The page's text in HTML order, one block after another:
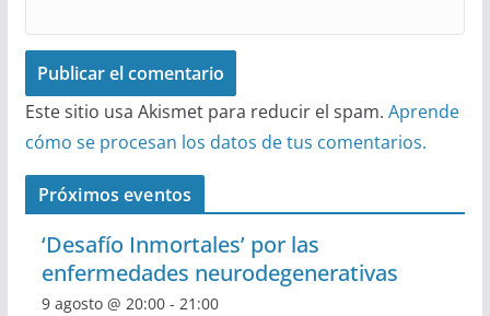
Este sitio usa Akismet para reducir el spam. Aprende
cómo se procesan los datos de tus comentarios.
Próximos eventos
‘Desafío Inmortales’ por las
enfermedades neurodegenerativas
9 agosto @ 20:00- 21:00